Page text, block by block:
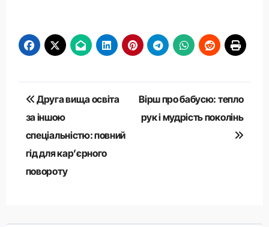
Навігація
записів
Друга вища освіта
за іншою
спеціальністю: повний
гід для кар’єрного
повороту
Вірш про бабусю: тепло
рук і мудрість поколінь